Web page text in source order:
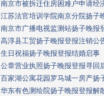
南京市被拆迁住房困难户申请经
江苏法官培训学院南京分院扬子
南京市广播电视监测站扬子晚报
高淳县工贸扬子晚报登报注销公
生日祝福扬子晚报登报结婚启事
公章营业执照扬子晚报登报寻回
百家湖公寓花园罗马城一房产扬
华东有色测绘院扬子晚报登报解